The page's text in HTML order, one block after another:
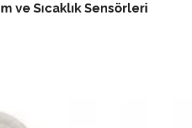
ve Sıcaklık Sensörleri